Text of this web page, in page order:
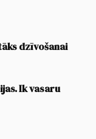
dzīvošanai
Ik vasaru